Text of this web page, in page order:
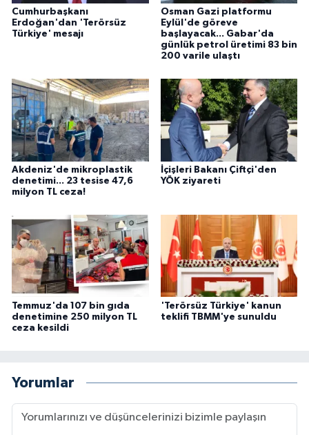
Cumhurbaşkanı
Erdoğan'dan 'Terörsüz
Türkiye' mesajı
Osman Gazi platformu
Eylül'de göreve
başlayacak... Gabar'da
günlük petrol üretimi 83 bin
200 varile ulaştı
Akdeniz'de mikroplastik
denetimi... 23 tesise 47,6
milyon TL ceza!
İçişleri Bakanı Çiftçi'den
YÖK ziyareti
Temmuz'da 107 bin gıda
denetimine 250 milyon TL
ceza kesildi
'Terörsüz Türkiye' kanun
teklifi TBMM'ye sunuldu
Yorumlar